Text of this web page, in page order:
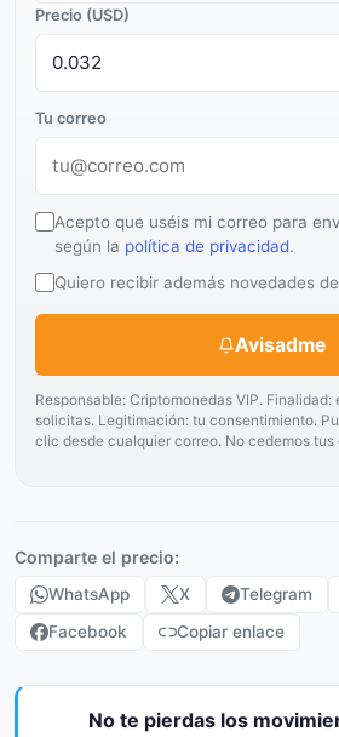
Precio (USD)
Tu correo
Acepto que uséis mi correo para
según la política de privacidad.
Quiero recibir además novedades
Avisadme
Responsable: Criptomonedas VIP.
solicitas. Legitimación: tu consentimiento.
clic desde cualquier correo. No cedemos tus
Comparte el precio:
WhatsApp X Telegram
Facebook
Copiar enlace
No te pierdas los